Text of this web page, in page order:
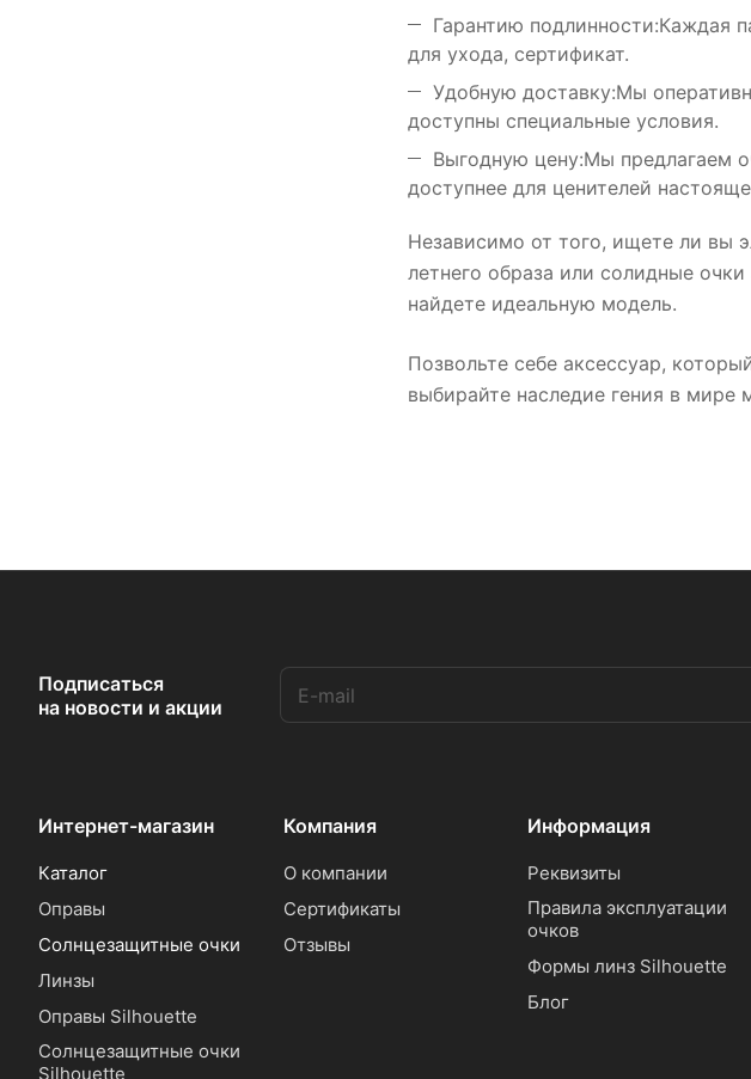
Гарантию подлинности:Каждая
для ухода, сертификат.
Удобную доставку:Мы
доступны специальные условия.
Выгодную цену:Мы предлагаем
доступнее для ценителей
Независимо от того, ищете ли вы
летнего образа или солидные
найдете идеальную модель.
Позвольте себе аксессуар,
выбирайте наследие гения в мире
Подписаться
на новости и акции
Интернет-магазин
Каталог
Оправы
Солнцезащитные очки
Линзы
Оправы Silhouette
Солнцезащитные очки
Silhouette
Компания
О компании
Сертификаты
Отзывы
Информация
Реквизиты
Правила эксплуатации
очков
Формы линз Silhouette
Блог